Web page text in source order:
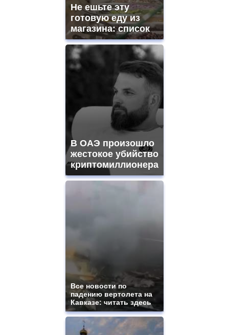
Не ешьте эту
готовую еду из
магазина: список
В ОАЭ произошло
жестокое убийство
криптомиллионера
Все новости по
падению вертолета на
Кавказе: читать здесь